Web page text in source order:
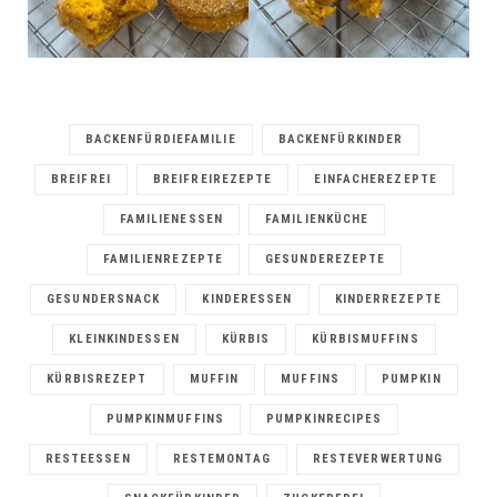
BACKENFÜRDIEFAMILIE BACKENFÜRKINDER
BREIFREI BREIFREIREZEPTE EINFACHEREZEPTE
FAMILIENESSEN FAMILIENKÜCHE
FAMILIENREZEPTE GESUNDEREZEPTE
GESUNDERSNACK KINDERESSEN KINDERREZEPTE
KLEINKINDESSEN KÜRBIS KÜRBISMUFFINS
KÜRBISREZEPT MUFFIN MUFFINS PUMPKIN
PUMPKINMUFFINS PUMPKINRECIPES
RESTEESSEN RESTEMONTAG RESTEVERWERTUNG